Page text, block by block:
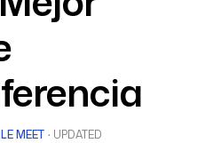
MEET · UPDATED